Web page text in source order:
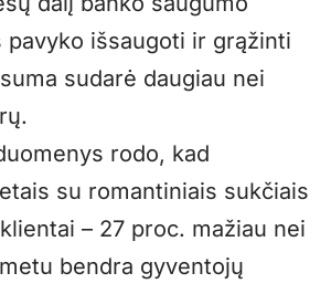
pavyko išsaugoti ir grąžinti
sudarė daugiau nei
rodo, kad
su romantiniais sukčiais
– 27 proc. mažiau nei
bendra gyventojų